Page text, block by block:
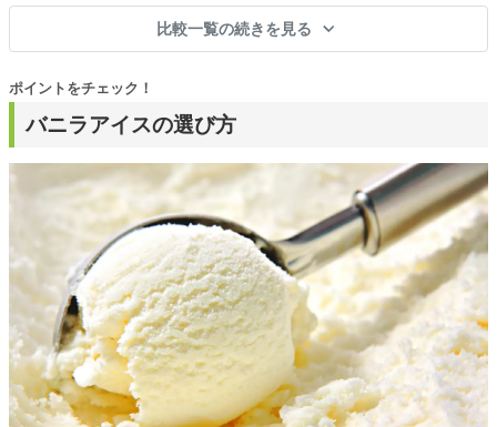
比較一覧の続きを見る
バニラアイスの選び方
ポイントをチェック！